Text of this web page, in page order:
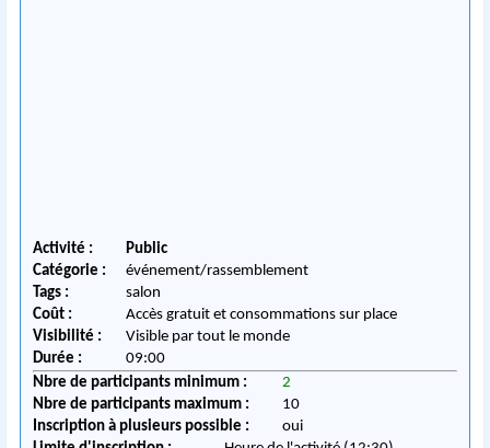
Activité :
Public
Catégorie :
événement/rassemblement
Tags :
salon
Coût :
Accès gratuit et consommations sur place
Visibilité :
Visible par tout le monde
Durée :
09:00
Nbre de participants minimum :
2
Nbre de participants maximum :
10
Inscription à plusieurs possible :
oui